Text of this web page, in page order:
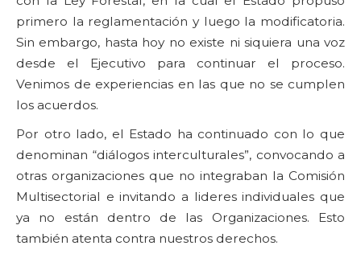
primero la reglamentación y luego la modificatoria.
Sin embargo, hasta hoy no existe ni siquiera una voz
desde el Ejecutivo para continuar el proceso.
Venimos de experiencias en las que no se cumplen
los acuerdos.
Por otro lado, el Estado ha continuado con lo que
denominan “diálogos interculturales”, convocando a
otras organizaciones que no integraban la Comisión
Multisectorial e invitando a lideres individuales que
ya no están dentro de las Organizaciones. Esto
también atenta contra nuestros derechos.